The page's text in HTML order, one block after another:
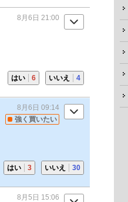
8月6日 21:00
はい 6 いいえ 4
強く買いたい
8月6日 09:14
はい 3 いいえ 30
8月5日 15:06